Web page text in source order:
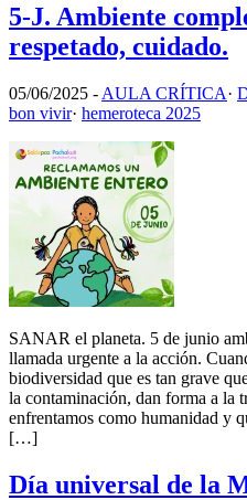
5-J. Ambiente
respetado, cuidado.
05/06/2025 - AULA CRÍTICA·
bon vivir· hemeroteca 2025
SANAR el planeta. 5 de junio
llamada urgente a la acción.
biodiversidad que es tan grave
la contaminación, dan forma a la
enfrentamos como humanidad y
[…]
Día universal de la